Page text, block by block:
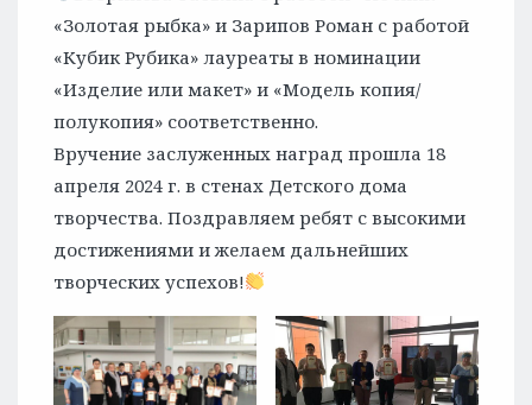
«Золотая рыбка» и Зарипов Роман с работой
«Кубик Рубика» лауреаты в номинации
«Изделие или макет» и «Модель копия/
полукопия» соответственно.
Вручение заслуженных наград прошла 18
апреля 2024 г. в стенах Детского дома
творчества. Поздравляем ребят с высокими
достижениями и желаем дальнейших
творческих успехов!